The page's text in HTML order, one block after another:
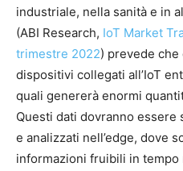
industriale, nella sanità e in
(ABI Research, IoT Market
trimestre 2022) prevede
dispositivi collegati all’IoT
quali genererà enormi
Questi dati dovranno
e analizzati nell’edge, dove
informazioni fruibili in tempo